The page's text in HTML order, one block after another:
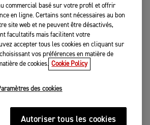
commercial basé sur votre profil et offrir
en ligne. Certains sont nécessaires au bon
site web et ne peuvent être désactivés,
facultatifs mais facilitent votre
accepter tous les cookies en cliquant sur
vos préférences en matière de
de cookies. Cookie Policy
des cookies
Autoriser tous les cookies